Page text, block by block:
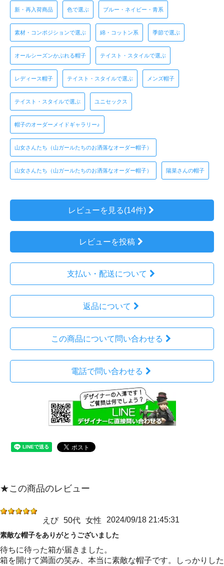
新・再入荷商品 色で選ぶ ブルー・ネイビー・青系
素材・コンポジションで選ぶ 綿・コットン系 季節で選ぶ
オールシーズンかぶれる帽子 テイスト・スタイルで選ぶ
レディース帽子 テイスト・スタイルで選ぶ メンズ帽子
テイスト・スタイルで選ぶ ユニセックス
帽子のオーダーメイドギャラリー♪
山女さんたち（山ガールたちのお洒落なオーダー帽子）
山女さんたち（山ガールたちのお洒落なオーダー帽子） 陽菜さんの帽子
レビューを見る(14件)
レビューを投稿
支払い・配送について
返品について
この商品について問い合わせる
電話で問い合わせる
★この商品のレビュー
えび 50代 女性 2024/09/18 21:45:31
素敵な帽子をありがとうございました
待ちに待った箱が届きました。
箱を開けて満面の笑み、本当に素敵な帽子です。しっかりした